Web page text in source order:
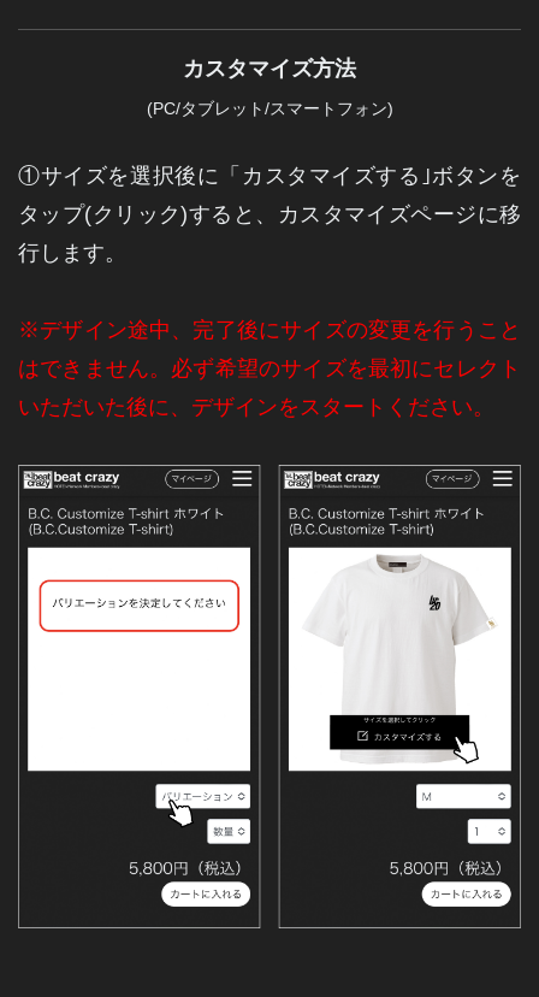
カスタマイズ方法
(PC/タブレット/スマートフォン)
①サイズを選択後に「カスタマイズする｣ボタンを
タップ(クリック)すると、カスタマイズページに移
行します。
※デザイン途中、完了後にサイズの変更を行うこと
はできません。必ず希望のサイズを最初にセレクト
いただいた後に、デザインをスタートください。